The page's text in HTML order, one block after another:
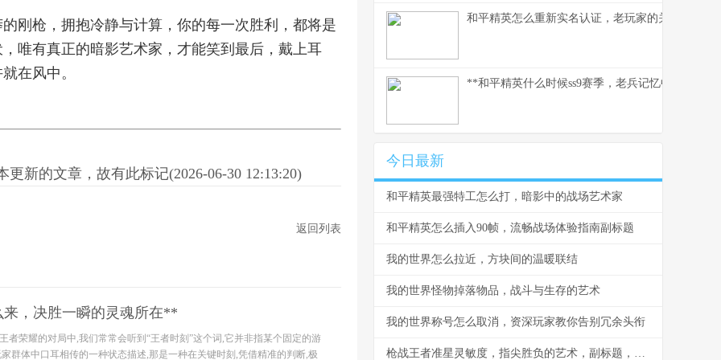
刚枪，拥抱冷静与计算，你的每一次胜利，都将是
唯有真正的暗影艺术家，才能笑到最后，戴上耳
在风中。
更新的文章，故有此标记(2026-06-30 12:13:20)
返回列表
，决胜一瞬的灵魂所在**
者荣耀的对局中,我们常常会听到“王者时刻”这个词,它并非指某个固定的游
群体中口耳相传的一种状态描述,那是一种在关键时刻,凭借精准的判断,极
和平精英怎么重新实名认证，老玩家的关键指南副
**和平精英什么时候ss9赛季，老兵记忆中的战术
今日最新
和平精英最强特工怎么打，暗影中的战场艺术家
和平精英怎么插入90帧，流畅战场体验指南副标题
我的世界怎么拉近，方块间的温暖联结
我的世界怪物掉落物品，战斗与生存的艺术
我的世界称号怎么取消，资深玩家教你告别冗余头衔
枪战王者准星灵敏度，指尖胜负的艺术，副标题，微调之间定乾坤